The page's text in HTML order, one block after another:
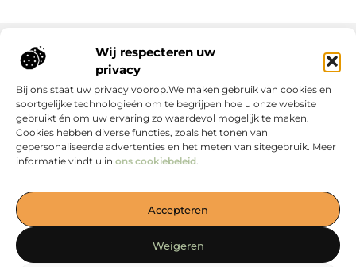
Wij respecteren uw
privacy
Bij ons staat uw privacy voorop.We maken gebruik van cookies en
soortgelijke technologieën om te begrijpen hoe u onze website
gebruikt én om uw ervaring zo waardevol mogelijk te maken.
Cookies hebben diverse functies, zoals het tonen van
gepersonaliseerde advertenties en het meten van sitegebruik. Meer
informatie vindt u in ons cookiebeleid.
Accepteren
Weigeren
— Duik in boeiende verhalen, handige tips en waardevolle
ontdekkingsreis vandaag op loewiese.nl!
Onze informatie